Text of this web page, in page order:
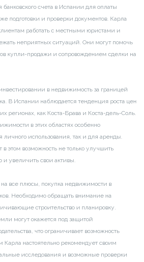
счета в Испании для оплаты
подготовки и проверки документов. Карла
работать с местными юристами и
неприятных ситуаций. Они могут помочь
купли-продажи и сопровождением сделки на
в недвижимость за границей
В Испании наблюдается тенденция роста цен
регионах, как Коста-Брава и Коста-дель-Соль.
в этих областях особенно
личного использования, так и для аренды.
этом возможность не только улучшить
и увеличить свои активы.
все плюсы, покупка недвижимости в
Необходимо обращать внимание на
строительство и планировку.
могут окажется под защитой
что ограничивает возможность
Карла настоятельно рекомендует своим
исследования и возможные проверки